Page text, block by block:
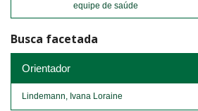
equipe de saúde
Busca facetada
Orientador
Lindemann, Ivana Loraine